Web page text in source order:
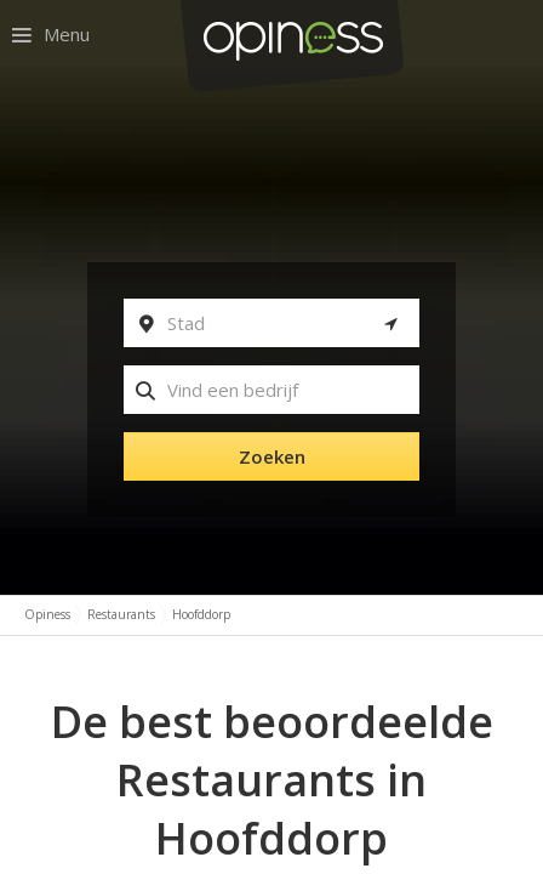
Menu
Zoeken
Opiness Restaurants Hoofddorp
De best beoordeelde
Restaurants in
Hoofddorp